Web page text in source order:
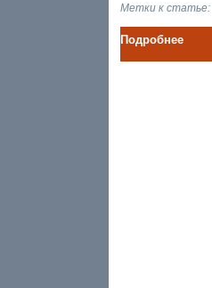
Метки к статье:
Подробнее